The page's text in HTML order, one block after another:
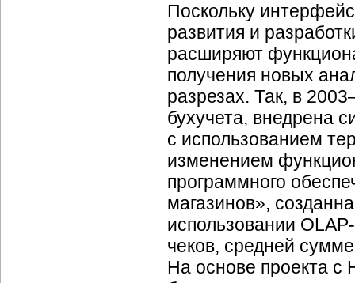
Поскольку
развития и
расширяют
получения новых
разрезах. Так, в
бухучета, внедрена
с использованием
изменением
программного
магазинов»,
использовании
чеков, средней
На основе проекта с